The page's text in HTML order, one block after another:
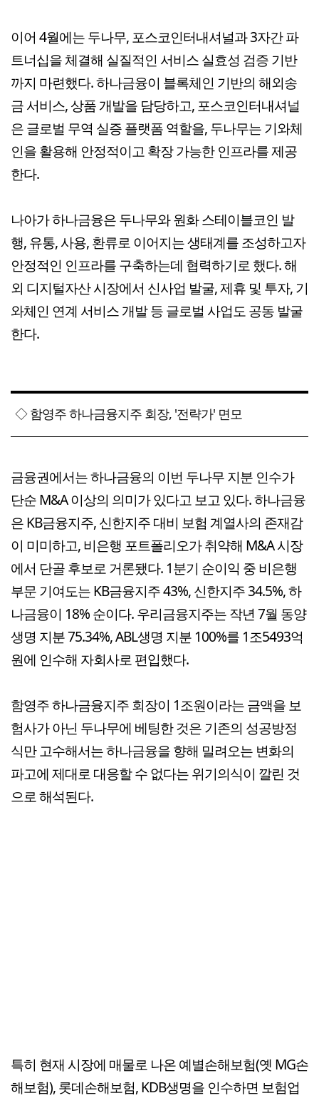
이어 4월에는 두나무, 포스코인터내셔널과 3자간 파
트너십을 체결해 실질적인 서비스 실효성 검증 기반
까지 마련했다. 하나금융이 블록체인 기반의 해외송
금 서비스, 상품 개발을 담당하고, 포스코인터내셔널
은 글로벌 무역 실증 플랫폼 역할을, 두나무는 기와체
인을 활용해 안정적이고 확장 가능한 인프라를 제공
한다.
나아가 하나금융은 두나무와 원화 스테이블코인 발
행, 유통, 사용, 환류로 이어지는 생태계를 조성하고자
안정적인 인프라를 구축하는데 협력하기로 했다. 해
외 디지털자산 시장에서 신사업 발굴, 제휴 및 투자, 기
와체인 연계 서비스 개발 등 글로벌 사업도 공동 발굴
한다.
◇ 함영주 하나금융지주 회장, '전략가' 면모
금융권에서는 하나금융의 이번 두나무 지분 인수가
단순 M&A 이상의 의미가 있다고 보고 있다. 하나금융
은 KB금융지주, 신한지주 대비 보험 계열사의 존재감
이 미미하고, 비은행 포트폴리오가 취약해 M&A 시장
에서 단골 후보로 거론됐다. 1분기 순이익 중 비은행
부문 기여도는 KB금융지주 43%, 신한지주 34.5%, 하
나금융이 18% 순이다. 우리금융지주는 작년 7월 동양
생명 지분 75.34%, ABL생명 지분 100%를 1조5493억
원에 인수해 자회사로 편입했다.
함영주 하나금융지주 회장이 1조원이라는 금액을 보
험사가 아닌 두나무에 베팅한 것은 기존의 성공방정
식만 고수해서는 하나금융을 향해 밀려오는 변화의
파고에 제대로 대응할 수 없다는 위기의식이 깔린 것
으로 해석된다.
특히 현재 시장에 매물로 나온 예별손해보험(옛 MG손
해보험), 롯데손해보험, KDB생명을 인수하면 보험업